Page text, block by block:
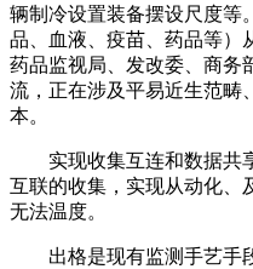
辆制冷设置装备摆设尺度等
品、血液、疫苗、药品等）
药品监视局、发改委、商务
流，正在涉及平易近生范畴
本。
实现收集互连和数据共享
互联的收集，实现从动化、
无法温度。
出格是现有监测手艺手段